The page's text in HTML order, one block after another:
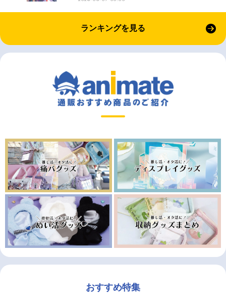
ランキングを見る
おすすめ特集